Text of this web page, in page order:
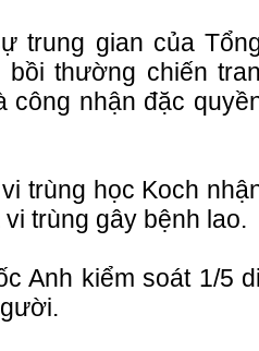
trung gian của
thường chiến
công nhận đặc
trùng học Koch
trùng gây bệnh lao.
Anh kiểm soát 1/5